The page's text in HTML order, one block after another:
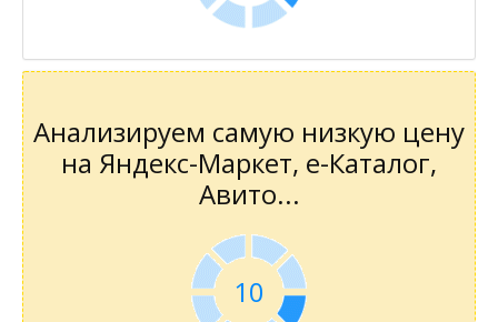
Анализируем самую низкую цену
на Яндекс-Маркет, е-Каталог,
Авито...
10